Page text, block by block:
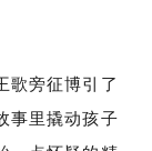
歌旁征博引了
事里撬动孩子